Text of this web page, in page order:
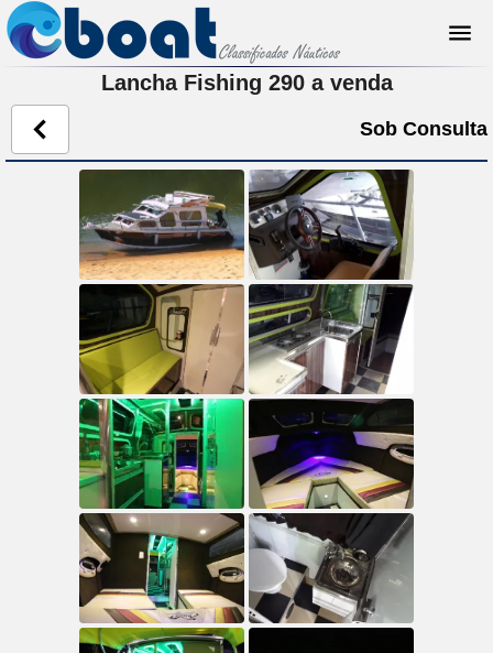
Lancha Fishing 290 a venda
Sob Consulta